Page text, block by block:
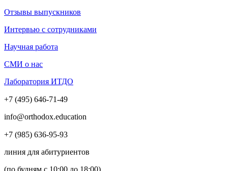
Отзывы выпускников
Интервью с сотрудниками
Научная работа
СМИ о нас
Лаборатория ИТДО
+7 (495) 646-71-49
info@orthodox.education
+7 (985) 636-95-93
линия для абитуриентов
(по будням с 10:00 до 18:00)